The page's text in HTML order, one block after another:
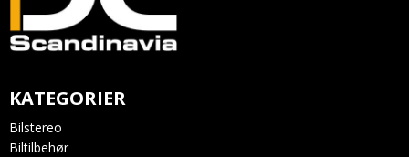
KATEGORIER
Bilstereo
Biltilbehør